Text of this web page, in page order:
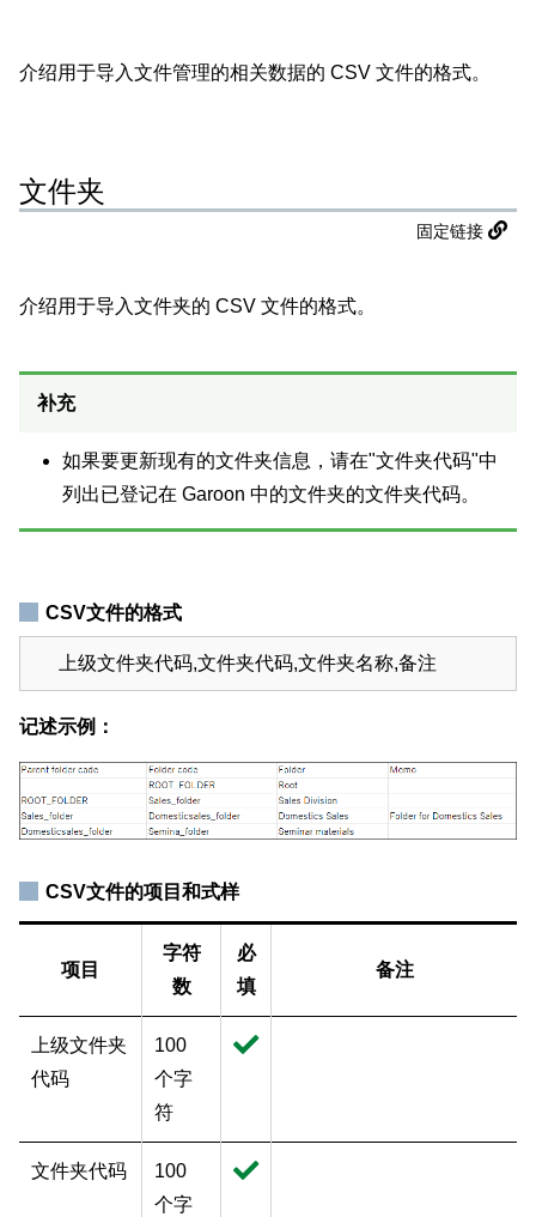
介绍用于导入文件管理的相关数据的 CSV 文件的格式。
文件夹
固定链接
介绍用于导入文件夹的 CSV 文件的格式。
补充
如果要更新现有的文件夹信息，请在"文件夹代码"中
列出已登记在 Garoon 中的文件夹的文件夹代码。
CSV文件的格式
上级文件夹代码,文件夹代码,文件夹名称,备注
记述示例：
CSV文件的项目和式样
项目
字符
数
必
填
备注
上级文件夹
代码
100
个字
符
文件夹代码
100
个字